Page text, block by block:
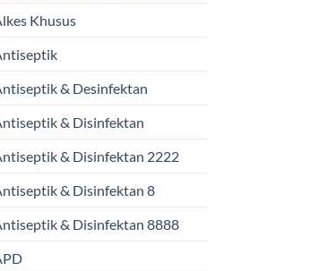
Khusus
& Desinfektan
& Disinfektan
& Disinfektan 2222
& Disinfektan 8
& Disinfektan 8888